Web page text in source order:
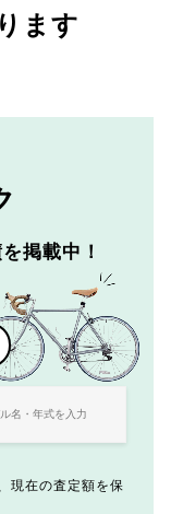
ます
掲載中！
現在の査定額を保